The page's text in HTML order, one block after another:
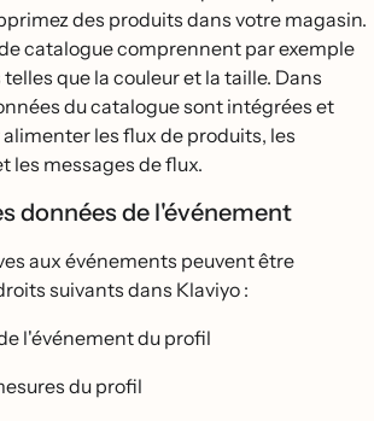
des produits dans votre magasin.
catalogue comprennent par exemple
que la couleur et la taille. Dans
du catalogue sont intégrées et
les flux de produits, les
les messages de flux.
données de l'événement
aux événements peuvent être
suivants dans Klaviyo :
l'événement du profil
du profil